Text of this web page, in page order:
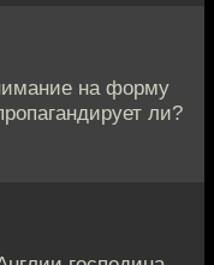
на форму
ли?